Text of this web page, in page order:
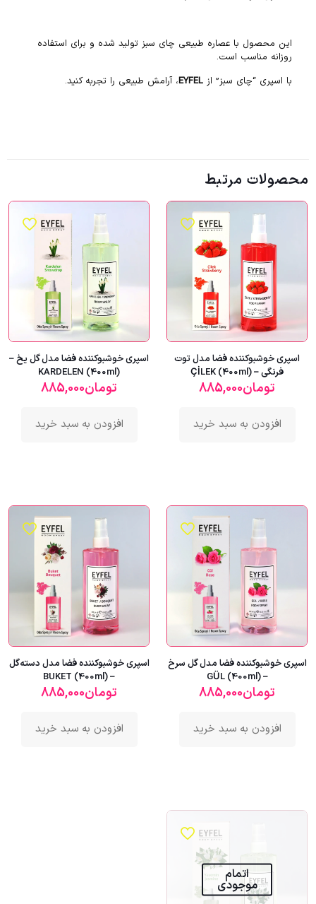
این محصول با عصاره طبیعی چای سبز تولید شده و برای استفاده
روزانه مناسب است.
با اسپری “چای سبز” از EYFEL، آرامش طبیعی را تجربه کنید.
محصولات مرتبط
اسپری خوشبوکننده فضا مدل توت
فرنگی – ÇİLEK (400ml)
تومان885,000
افزودن به سبد خرید
اسپری خوشبوکننده فضا مدل گل یخ –
KARDELEN (400ml)
تومان885,000
افزودن به سبد خرید
اسپری خوشبوکننده فضا مدل گل سرخ
– GÜL (400ml)
تومان885,000
افزودن به سبد خرید
اسپری خوشبوکننده فضا مدل دسته‌گل
– BUKET (400ml)
تومان885,000
افزودن به سبد خرید
اتمام
موجودی